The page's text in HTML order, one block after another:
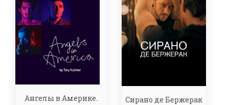
Ангелы в Америке.
Сирано де Бержерак